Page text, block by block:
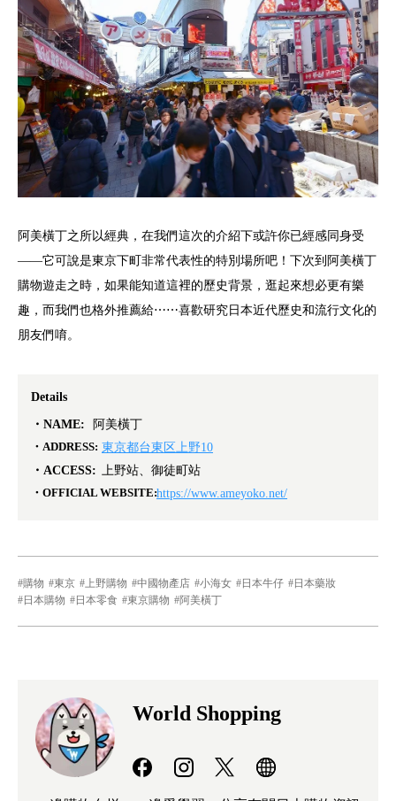
阿美橫丁之所以經典，在我們這次的介紹下或許你已經感同身受
——它可說是東京下町非常代表性的特別場所吧！下次到阿美橫丁
購物遊走之時，如果能知道這裡的歷史背景，逛起來想必更有樂
趣，而我們也格外推薦給⋯⋯喜歡研究日本近代歷史和流行文化的
朋友們唷。
Details
NAME:
阿美橫丁
ADDRESS: 東京都台東区上野10
ACCESS: 上野站、御徒町站
OFFICIAL WEBSITE:https://www.ameyoko.net/
購物 東京 上野購物 中國物產店 小海女 日本牛仔
日本藥妝
日本購物
日本零食 東京購物 阿美橫丁
World Shopping